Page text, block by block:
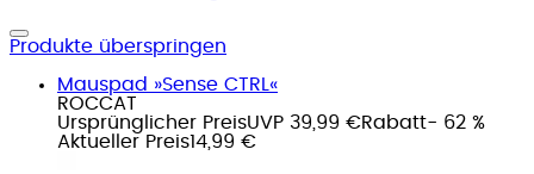
Produkte überspringen
Mauspad »Sense CTRL«
ROCCAT
Ursprünglicher PreisUVP 39,99 €Rabatt- 62 %
Aktueller Preis14,99 €